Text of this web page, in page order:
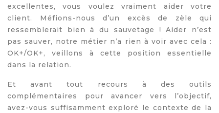
excellentes, vous voulez vraiment aider votre
client. Méfions-nous d’un excès de zèle qui
ressemblerait bien à du sauvetage ! Aider n’est
pas sauver, notre métier n’a rien à voir avec cela :
OK+/OK+, veillons à cette position essentielle
dans la relation.
Et avant tout recours à des outils
complémentaires pour avancer vers l’objectif,
avez-vous suffisamment exploré le contexte de la